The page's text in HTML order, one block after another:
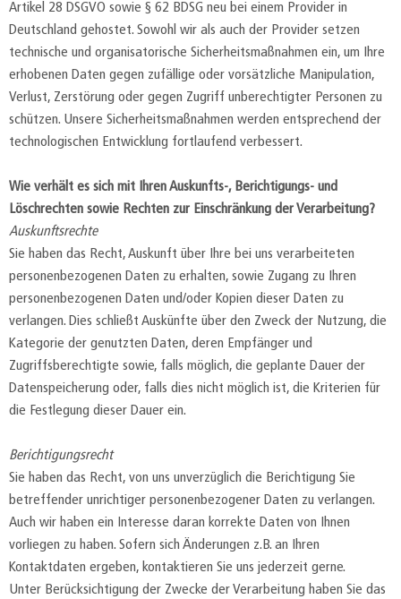
Artikel 28 DSGVO sowie § 62 BDSG neu bei einem Provider in
Deutschland gehostet. Sowohl wir als auch der Provider setzen
technische und organisatorische Sicherheitsmaßnahmen ein, um Ihre
erhobenen Daten gegen zufällige oder vorsätzliche Manipulation,
Verlust, Zerstörung oder gegen Zugriff unberechtigter Personen zu
schützen. Unsere Sicherheitsmaßnahmen werden entsprechend der
technologischen Entwicklung fortlaufend verbessert.
Wie verhält es sich mit Ihren Auskunfts-, Berichtigungs- und
Löschrechten sowie Rechten zur Einschränkung der Verarbeitung?
Auskunftsrechte
Sie haben das Recht, Auskunft über Ihre bei uns verarbeiteten
personenbezogenen Daten zu erhalten, sowie Zugang zu Ihren
personenbezogenen Daten und/oder Kopien dieser Daten zu
verlangen. Dies schließt Auskünfte über den Zweck der Nutzung, die
Kategorie der genutzten Daten, deren Empfänger und
Zugriffsberechtigte sowie, falls möglich, die geplante Dauer der
Datenspeicherung oder, falls dies nicht möglich ist, die Kriterien für
die Festlegung dieser Dauer ein.
Berichtigungsrecht
Sie haben das Recht, von uns unverzüglich die Berichtigung Sie
betreffender unrichtiger personenbezogener Daten zu verlangen.
Auch wir haben ein Interesse daran korrekte Daten von Ihnen
vorliegen zu haben. Sofern sich Änderungen z.B. an Ihren
Kontaktdaten ergeben, kontaktieren Sie uns jederzeit gerne.
Unter Berücksichtigung der Zwecke der Verarbeitung haben Sie das